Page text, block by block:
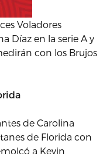
Voladores
Díaz en la serie A y
con los Brujos
de Carolina
de Florida con
a Kevin